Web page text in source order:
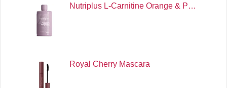
Nutriplus L-Carnitine Orange & P…
Royal Cherry Mascara